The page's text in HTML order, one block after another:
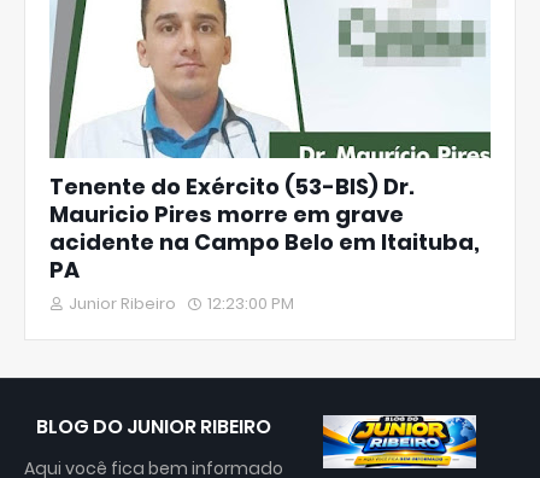
Tenente do Exército (53-BIS) Dr.
Mauricio Pires morre em grave
acidente na Campo Belo em Itaituba,
PA
Junior Ribeiro 12:23:00 PM
BLOG DO JUNIOR RIBEIRO
Aqui você fica bem informado